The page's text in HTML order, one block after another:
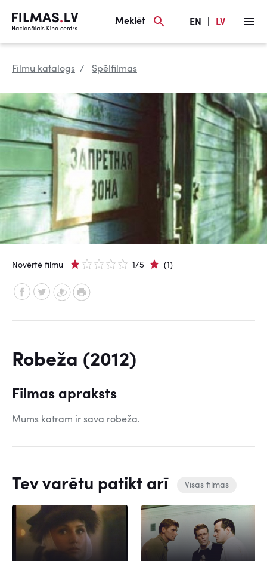
Meklēt EN LV
Filmu katalogs Spēlfilmas
Novērtē filmu 1/5 (1)
Robeža (2012)
Filmas apraksts
Mums katram ir sava robeža.
Tev varētu patikt arī Visas filmas